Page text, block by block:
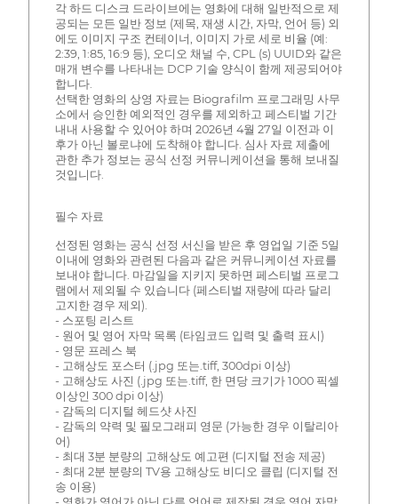
각 하드 디스크 드라이브에는 영화에 대해 일반적으로 제
공되는 모든 일반 정보 (제목, 재생 시간, 자막, 언어 등) 외
에도 이미지 구조 컨테이너, 이미지 가로 세로 비율 (예:
2:39, 1:85, 16:9 등), 오디오 채널 수, CPL (s) UUID와 같은
매개 변수를 나타내는 DCP 기술 양식이 함께 제공되어야
합니다.
선택한 영화의 상영 자료는 Biografilm 프로그래밍 사무
소에서 승인한 예외적인 경우를 제외하고 페스티벌 기간
내내 사용할 수 있어야 하며 2026년 4월 27일 이전과 이
후가 아닌 볼로냐에 도착해야 합니다. 심사 자료 제출에
관한 추가 정보는 공식 선정 커뮤니케이션을 통해 보내질
것입니다.
필수 자료
선정된 영화는 공식 선정 서신을 받은 후 영업일 기준 5일
이내에 영화와 관련된 다음과 같은 커뮤니케이션 자료를
보내야 합니다. 마감일을 지키지 못하면 페스티벌 프로그
램에서 제외될 수 있습니다 (페스티벌 재량에 따라 달리
고지한 경우 제외).
- 스포팅 리스트
- 원어 및 영어 자막 목록 (타임코드 입력 및 출력 표시)
- 영문 프레스 북
- 고해상도 포스터 (.jpg 또는.tiff, 300dpi 이상)
- 고해상도 사진 (.jpg 또는.tiff, 한 면당 크기가 1000 픽셀
이상인 300 dpi 이상)
- 감독의 디지털 헤드샷 사진
- 감독의 약력 및 필모그래피 영문 (가능한 경우 이탈리아
어)
- 최대 3분 분량의 고해상도 예고편 (디지털 전송 제공)
- 최대 2분 분량의 TV용 고해상도 비디오 클립 (디지털 전
송 이용)